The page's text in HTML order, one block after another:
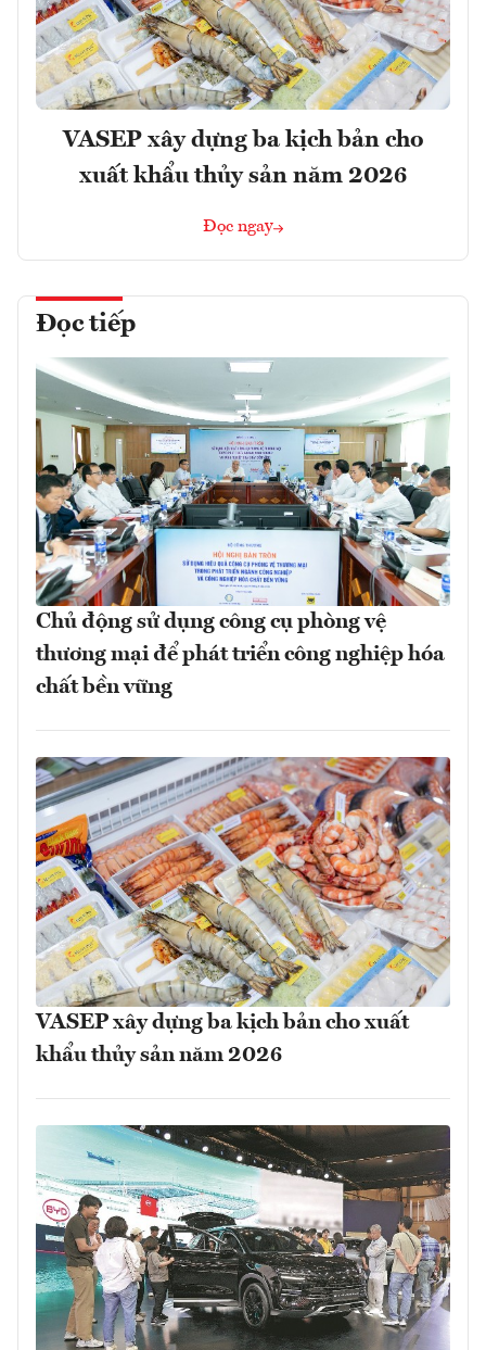
VASEP xây dựng ba kịch bản cho
xuất khẩu thủy sản năm 2026
Đọc ngay
Đọc tiếp
Chủ động sử dụng công cụ phòng vệ
thương mại để phát triển công nghiệp hóa
chất bền vững
VASEP xây dựng ba kịch bản cho xuất
khẩu thủy sản năm 2026